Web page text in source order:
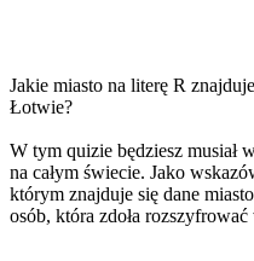
Jakie miasto na literę R
Łotwie?
W tym quizie będziesz musiał
na całym świecie. Jako
którym znajduje się dane
osób, która zdoła